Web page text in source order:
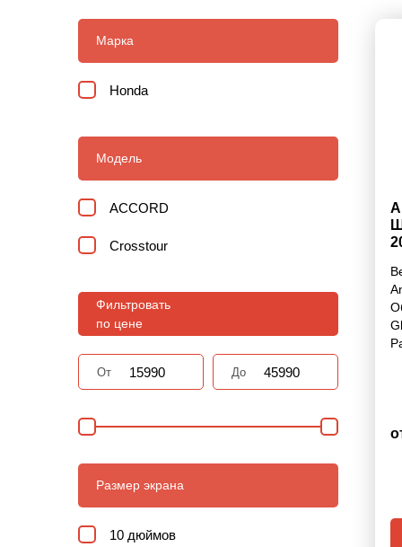
Марка
Honda
Модель
ACCORD
Crosstour
Фильтровать
по цене
От До
Размер экрана
10 дюймов